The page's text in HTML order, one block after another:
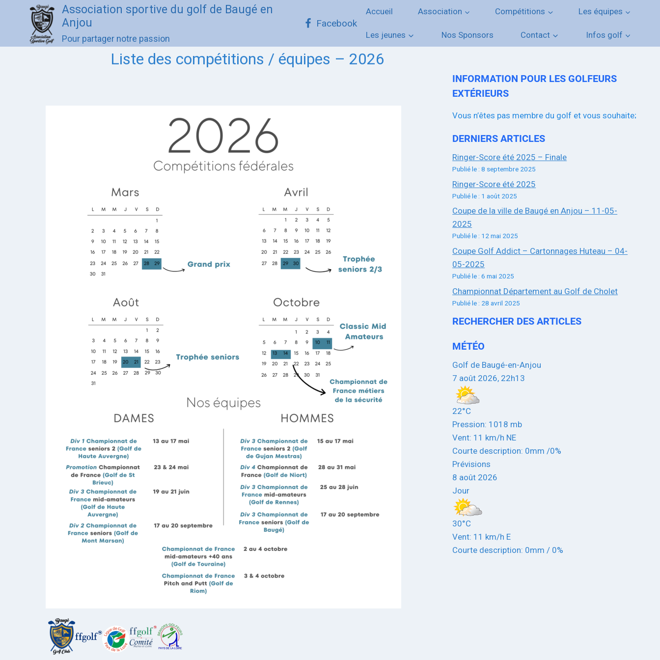
Association sportive du golf de Baugé en
Anjou
Pour partager notre passion
Facebook
Accueil Association Compétitions Les équipes
Les jeunes Nos Sponsors Contact Infos golf
Liste des compétitions / équipes – 2026
INFORMATION POUR LES GOLFEURS
EXTÉRIEURS
Vous n’êtes pas membre du golf et vous souhaitez
DERNIERS ARTICLES
Ringer-Score été 2025 – Finale
Publié le : 8 septembre 2025
Ringer-Score été 2025
Publié le : 1 août 2025
Coupe de la ville de Baugé en Anjou – 11-05-
2025
Publié le : 12 mai 2025
Coupe Golf Addict – Cartonnages Huteau – 04-
05-2025
Publié le : 6 mai 2025
Championnat Département au Golf de Cholet
Publié le : 28 avril 2025
RECHERCHER DES ARTICLES
MÉTÉO
Golf de Baugé-en-Anjou
7 août 2026, 22h13
22°C
Pression: 1018 mb
Vent: 11 km/h NE
Courte description: 0mm /0%
Prévisions
8 août 2026
Jour
30°C
Vent: 11 km/h E
Courte description: 0mm / 0%